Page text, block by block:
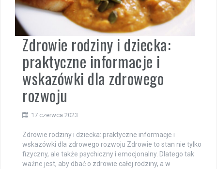
Zdrowie rodziny i dziecka:
praktyczne informacje i
wskazówki dla zdrowego
rozwoju
17 czerwca 2023
Zdrowie rodziny i dziecka: praktyczne informacje i
wskazówki dla zdrowego rozwoju Zdrowie to stan nie tylko
fizyczny, ale także psychiczny i emocjonalny. Dlatego tak
ważne jest, aby dbać o zdrowie całej rodziny, a w